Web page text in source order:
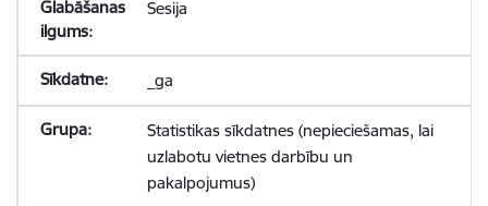
Sesija
_ga
Statistikas sīkdatnes (nepieciešamas, lai
uzlabotu vietnes darbību un
pakalpojumus)